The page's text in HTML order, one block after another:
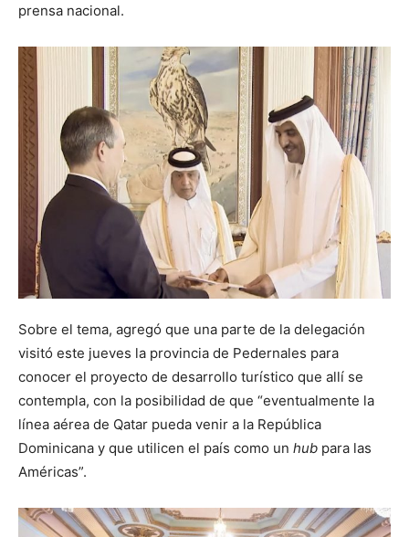
prensa nacional.
Sobre el tema, agregó que una parte de la delegación
visitó este jueves la provincia de Pedernales para
conocer el proyecto de desarrollo turístico que allí se
contempla, con la posibilidad de que “eventualmente la
línea aérea de Qatar pueda venir a la República
Dominicana y que utilicen el país como un hub para las
Américas”.